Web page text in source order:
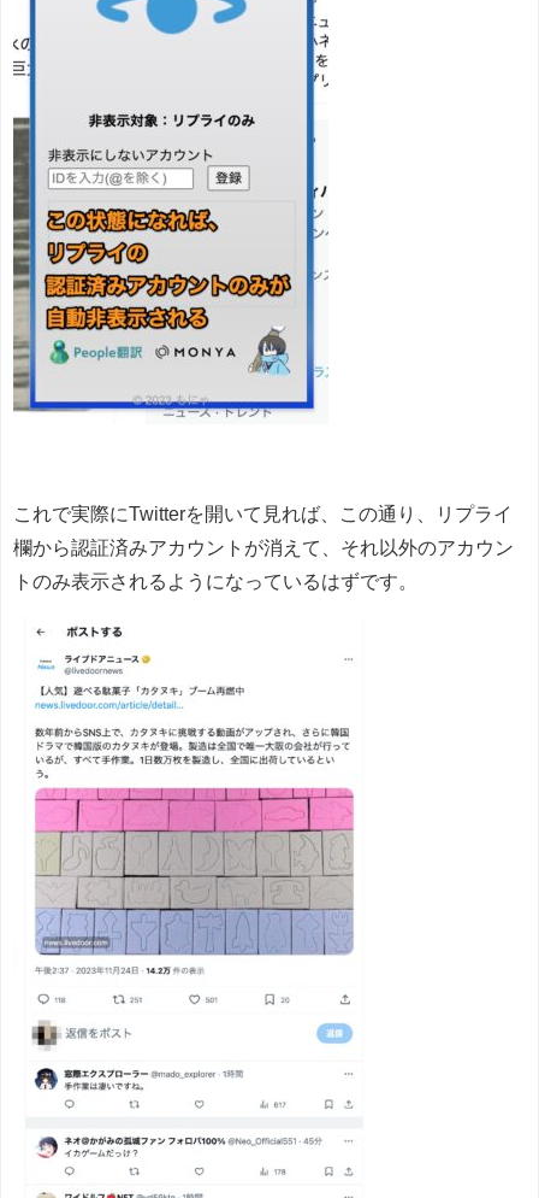
これで実際にTwitterを開いて見れば、この通り、リプライ
欄から認証済みアカウントが消えて、それ以外のアカウン
トのみ表示されるようになっているはずです。